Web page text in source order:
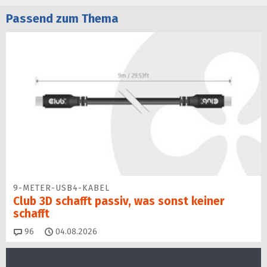
Passend zum Thema
9-METER-USB4-KABEL
Club 3D schafft passiv, was sonst keiner
schafft
96 Kommentare
04.08.2026